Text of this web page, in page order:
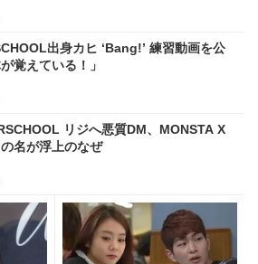
出身カヒ ‘Bang!’ 練習動画を公
覚えている！」
リジへ悪質DM、MONSTA X
名が浮上のなぜ